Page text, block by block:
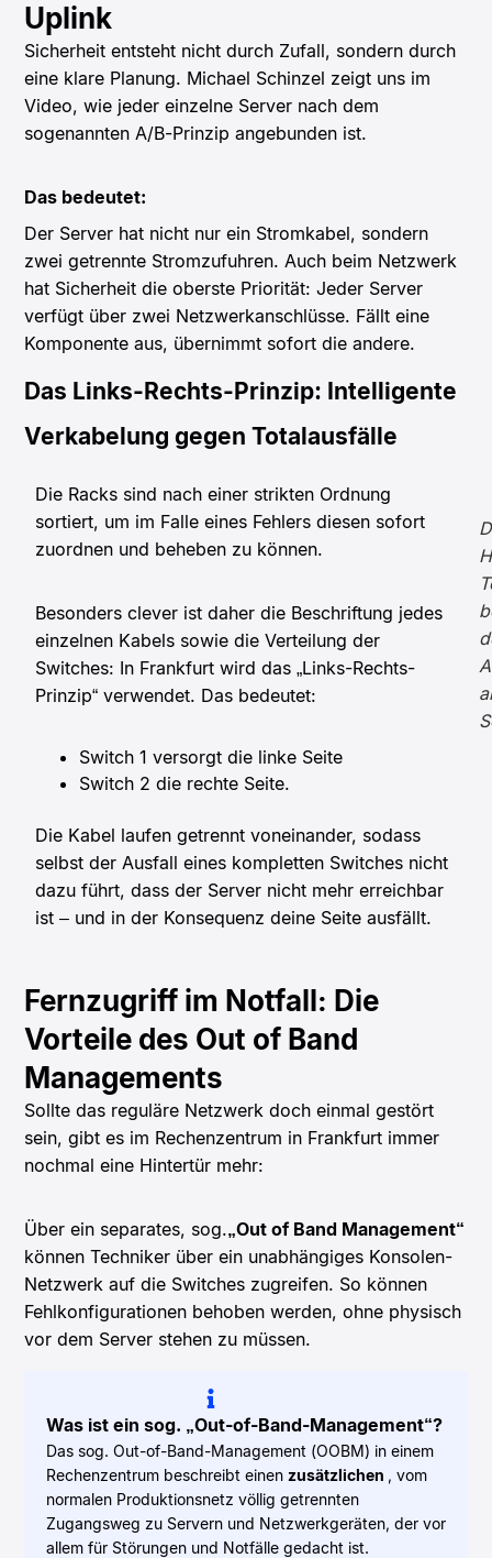
Uplink
Sicherheit entsteht nicht durch Zufall, sondern durch
eine klare Planung. Michael Schinzel zeigt uns im
Video, wie jeder einzelne Server nach dem
sogenannten A/B-Prinzip angebunden ist.
Das bedeutet:
Der Server hat nicht nur ein Stromkabel, sondern
zwei getrennte Stromzufuhren. Auch beim Netzwerk
hat Sicherheit die oberste Priorität: Jeder Server
verfügt über zwei Netzwerkanschlüsse. Fällt eine
Komponente aus, übernimmt sofort die andere.
Das Links-Rechts-Prinzip: Intelligente
Verkabelung gegen Totalausfälle
Die Racks sind nach einer strikten Ordnung
sortiert, um im Falle eines Fehlers diesen sofort
zuordnen und beheben zu können.
Besonders clever ist daher die Beschriftung jedes
einzelnen Kabels sowie die Verteilung der
Switches: In Frankfurt wird das „Links-Rechts-
Prinzip“ verwendet. Das bedeutet:
Switch 1 versorgt die linke Seite
Switch 2 die rechte Seite.
Die Kabel laufen getrennt voneinander, sodass
selbst der Ausfall eines kompletten Switches nicht
dazu führt, dass der Server nicht mehr erreichbar
ist – und in der Konsequenz deine Seite ausfällt.
Fernzugriff im Notfall: Die
Vorteile des Out of Band
Managements
Sollte das reguläre Netzwerk doch einmal gestört
sein, gibt es im Rechenzentrum in Frankfurt immer
nochmal eine Hintertür mehr:
Über ein separates, sog.„Out of Band Management“
können Techniker über ein unabhängiges Konsolen-
Netzwerk auf die Switches zugreifen. So können
Fehlkonfigurationen behoben werden, ohne physisch
vor dem Server stehen zu müssen.
Was ist ein sog. „Out-of-Band-Management“?
Das sog. Out-of-Band-Management (OOBM) in einem
Rechenzentrum beschreibt einen zusätzlichen , vom
normalen Produktionsnetz völlig getrennten
Zugangsweg zu Servern und Netzwerkgeräten, der vor
allem für Störungen und Notfälle gedacht ist.